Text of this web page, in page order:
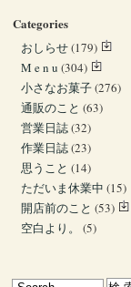
Categories
おしらせ(179)
M e n u (304)
小さなお菓子(276)
通販のこと (63)
営業日誌(32)
作業日誌(23)
思うこと (14)
ただいま休業中 (15)
開店前のこと (53)
空白より。
(5)